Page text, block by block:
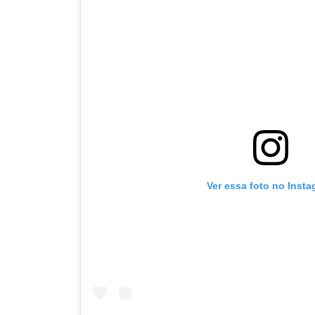
Ver essa foto no